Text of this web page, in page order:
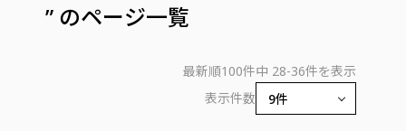
” のページ一覧
最新順100件中 28-36件を表示
表示件数